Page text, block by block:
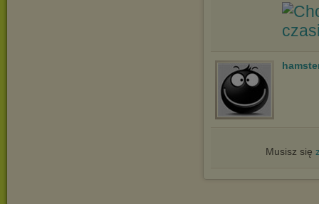
Musisz się